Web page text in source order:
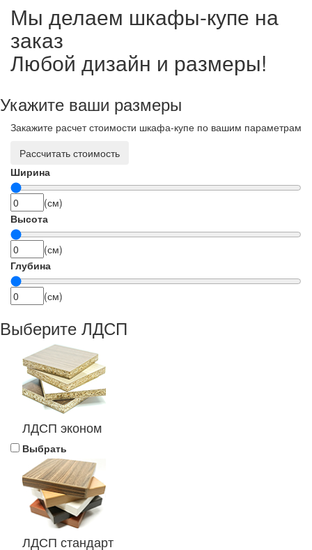
Мы делаем шкафы-купе на
заказ
Любой дизайн и размеры!
Укажите ваши размеры
Закажите расчет стоимости шкафа-купе по вашим параметрам
Рассчитать стоимость
Ширина
(см)
Высота
(см)
Глубина
(см)
Выберите ЛДСП
ЛДСП эконом
Выбрать
ЛДСП стандарт